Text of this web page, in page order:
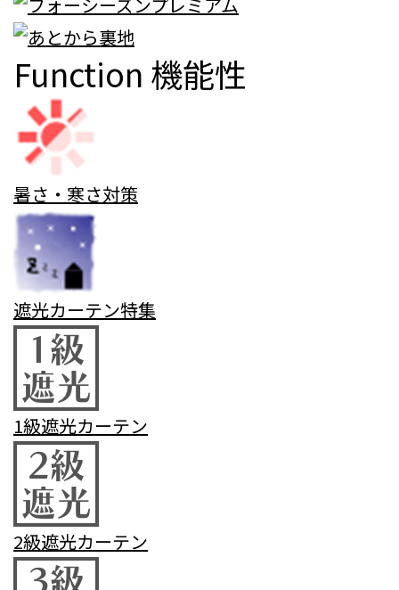
Function 機能性
暑さ・寒さ対策
遮光カーテン特集
1級遮光カーテン
2級遮光カーテン